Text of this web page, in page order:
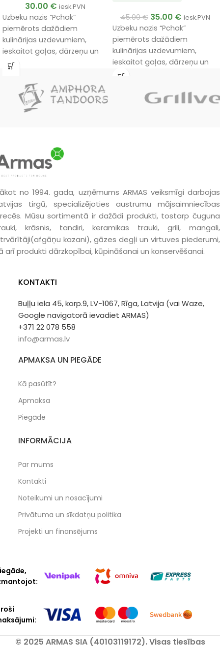
30.00 € iesk.PVN
Uzbeku nazis “Pchak”
piemērots dažādiem
kulinārijas uzdevumiem,
ieskaitot gaļas, dārzeņu un
citu ēdienu griešanai. Tā
nodrošina izturību un
efektivitāti lietošanā.
Meistara roku darbs.
45.00€ 35.00 € iesk.PVN
Uzbeku nazis “Pchak”
piemērots dažādiem
kulinārijas uzdevumiem,
ieskaitot gaļas, dārzeņu un
citu ēdienu griešanai. Tā
nodrošina izturību un
no 1994. gada, uzņēmums ARMAS veiksmīgi darbojas
tirgū, specializējoties austrumu mājsaimniecības
Mūsu sortimentā ir dažādi produkti, tostarp čuguna
krāsnis, tandiri, keramikas trauki, grili, mangali,
kazani), gāzes degļi un virtuves piederumi,
arī produkti dārzkopībai, kūpināšanai un konservēšanai.
KONTAKTI
Buļļu iela 45, korp.9, LV-1067, Rīga, Latvija (vai Waze,
Google navigatorā ievadiet ARMAS)
+371 22 078 558
info@armas.lv
APMAKSA UN PIEGĀDE
Kā pasūtīt?
Apmaksa
Piegāde
INFORMĀCIJA
Par mums
Kontakti
Noteikumi un nosacījumi
Privātuma un sīkdatņu politika
Projekti un finansējums
© 2025 ARMAS SIA (40103119172). Visas tiesības